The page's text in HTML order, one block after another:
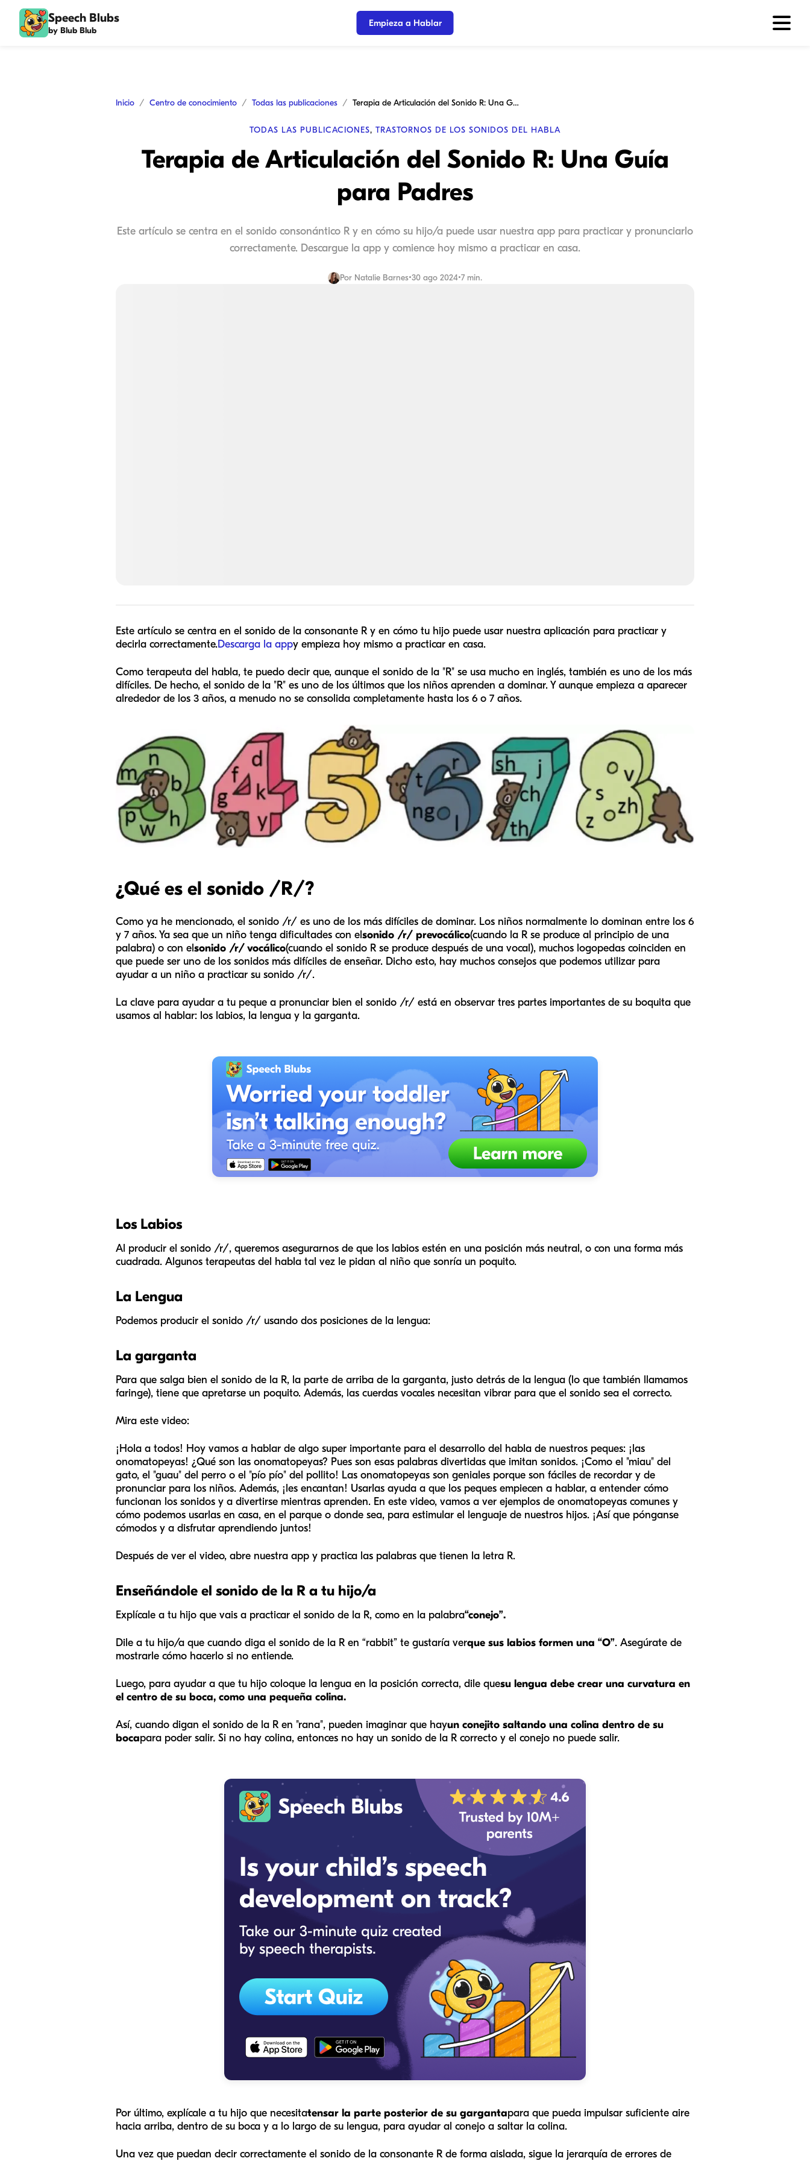
Speech Blubs
by Blub Blub
Empieza a Hablar
Inicio Centro de conocimiento Todas las publicaciones Terapia de Articulación del Sonido R: Una Guía para Padres
TODAS LAS PUBLICACIONES, TRASTORNOS DE LOS SONIDOS DEL HABLA
Terapia de Articulación del Sonido R: Una Guía
para Padres
Este artículo se centra en el sonido consonántico R y en cómo su hijo/a puede usar nuestra app para practicar y pronunciarlo
correctamente. Descargue la app y comience hoy mismo a practicar en casa.
Por Natalie Barnes•30 ago 2024•7 min.
Este artículo se centra en el sonido de la consonante R y en cómo tu hijo puede usar nuestra aplicación para practicar y
decirla correctamente.Descarga la appy empieza hoy mismo a practicar en casa.
Como terapeuta del habla, te puedo decir que, aunque el sonido de la "R" se usa mucho en inglés, también es uno de los más
difíciles. De hecho, el sonido de la "R" es uno de los últimos que los niños aprenden a dominar. Y aunque empieza a aparecer
alrededor de los 3 años, a menudo no se consolida completamente hasta los 6 o 7 años.
¿Qué es el sonido /R/?
Como ya he mencionado, el sonido /r/ es uno de los más difíciles de dominar. Los niños normalmente lo dominan entre los 6
y 7 años. Ya sea que un niño tenga dificultades con elsonido /r/ prevocálico(cuando la R se produce al principio de una
palabra) o con elsonido /r/ vocálico(cuando el sonido R se produce después de una vocal), muchos logopedas coinciden en
que puede ser uno de los sonidos más difíciles de enseñar. Dicho esto, hay muchos consejos que podemos utilizar para
ayudar a un niño a practicar su sonido /r/.
La clave para ayudar a tu peque a pronunciar bien el sonido /r/ está en observar tres partes importantes de su boquita que
usamos al hablar: los labios, la lengua y la garganta.
Los Labios
Al producir el sonido /r/, queremos asegurarnos de que los labios estén en una posición más neutral, o con una forma más
cuadrada. Algunos terapeutas del habla tal vez le pidan al niño que sonría un poquito.
La Lengua
Podemos producir el sonido /r/ usando dos posiciones de la lengua:
La garganta
Para que salga bien el sonido de la R, la parte de arriba de la garganta, justo detrás de la lengua (lo que también llamamos
faringe), tiene que apretarse un poquito. Además, las cuerdas vocales necesitan vibrar para que el sonido sea el correcto.
Mira este video:
¡Hola a todos! Hoy vamos a hablar de algo super importante para el desarrollo del habla de nuestros peques: ¡las
onomatopeyas! ¿Qué son las onomatopeyas? Pues son esas palabras divertidas que imitan sonidos. ¡Como el "miau" del
gato, el "guau" del perro o el "pío pío" del pollito! Las onomatopeyas son geniales porque son fáciles de recordar y de
pronunciar para los niños. Además, ¡les encantan! Usarlas ayuda a que los peques empiecen a hablar, a entender cómo
funcionan los sonidos y a divertirse mientras aprenden. En este video, vamos a ver ejemplos de onomatopeyas comunes y
cómo podemos usarlas en casa, en el parque o donde sea, para estimular el lenguaje de nuestros hijos. ¡Así que pónganse
cómodos y a disfrutar aprendiendo juntos!
Después de ver el video, abre nuestra app y practica las palabras que tienen la letra R.
Enseñándole el sonido de la R a tu hijo/a
Explícale a tu hijo que vais a practicar el sonido de la R, como en la palabra“conejo”.
Dile a tu hijo/a que cuando diga el sonido de la R en “rabbit” te gustaría verque sus labios formen una “O”. Asegúrate de
mostrarle cómo hacerlo si no entiende.
Luego, para ayudar a que tu hijo coloque la lengua en la posición correcta, dile quesu lengua debe crear una curvatura en
el centro de su boca, como una pequeña colina.
Así, cuando digan el sonido de la R en "rana", pueden imaginar que hayun conejito saltando una colina dentro de su
bocapara poder salir. Si no hay colina, entonces no hay un sonido de la R correcto y el conejo no puede salir.
Por último, explícale a tu hijo que necesitatensar la parte posterior de su gargantapara que pueda impulsar suficiente aire
hacia arriba, dentro de su boca y a lo largo de su lengua, para ayudar al conejo a saltar la colina.
Una vez que puedan decir correctamente el sonido de la consonante R de forma aislada, sigue la jerarquía de errores de